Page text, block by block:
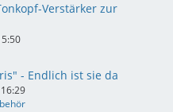
Verstärker zur
- Endlich ist sie da